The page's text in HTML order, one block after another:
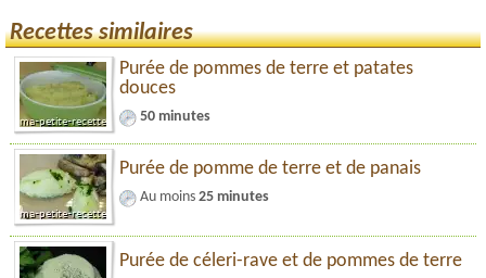
Recettes similaires
Purée de pommes de terre et patates
douces
50 minutes
Purée de pomme de terre et de panais
Au moins 25 minutes
Purée de céleri-rave et de pommes de terre